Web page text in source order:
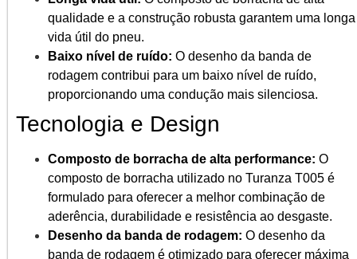
qualidade e a construção robusta garantem uma longa
vida útil do pneu.
Baixo nível de ruído: O desenho da banda de
rodagem contribui para um baixo nível de ruído,
proporcionando uma condução mais silenciosa.
Tecnologia e Design
Composto de borracha de alta performance: O
composto de borracha utilizado no Turanza T005 é
formulado para oferecer a melhor combinação de
aderência, durabilidade e resistência ao desgaste.
Desenho da banda de rodagem: O desenho da
banda de rodagem é otimizado para oferecer máxima